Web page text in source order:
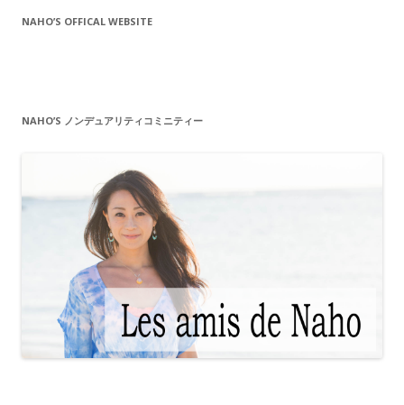
NAHO’S OFFICAL WEBSITE
NAHO’S ノンデュアリティコミニティー